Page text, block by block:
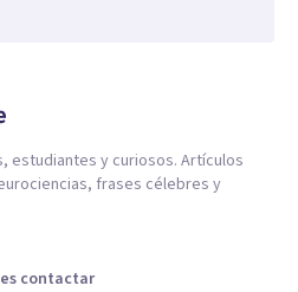
estudiantes y curiosos. Artículos
frases célebres y
contactar